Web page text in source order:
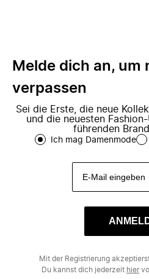
Melde dich an, um
verpassen
Sei die Erste, die neue
und die neuesten
führenden
Ich mag Damenmode
Mit der Registrierung
Du kannst dich jederzeit hier